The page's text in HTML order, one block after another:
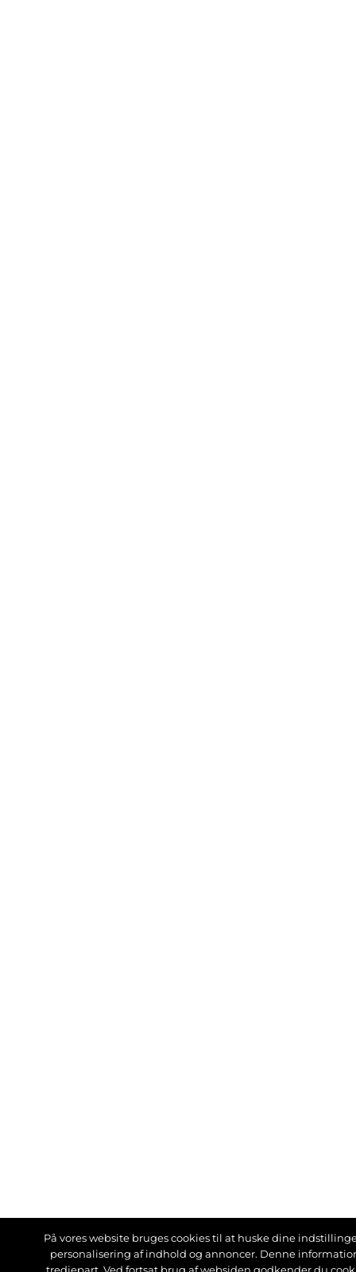
På vores website bruges cookies til at huske dine
personalisering af indhold og annoncer. Denne